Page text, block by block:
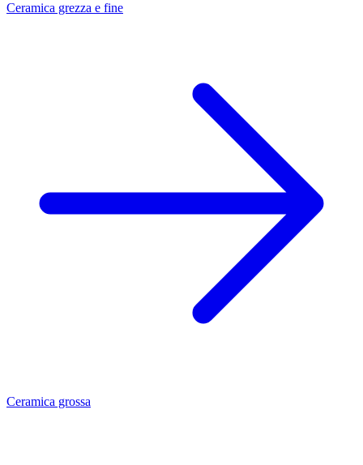
Ceramica grezza e fine
Ceramica grossa